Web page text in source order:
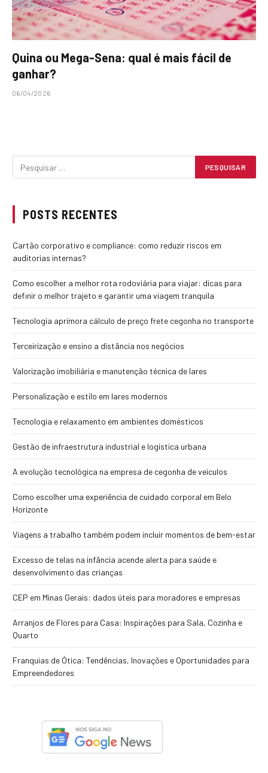
Quina ou Mega-Sena: qual é mais fácil de
ganhar?
06/04/2026
POSTS RECENTES
Cartão corporativo e compliance: como reduzir riscos em
auditorias internas?
Como escolher a melhor rota rodoviária para viajar: dicas para
definir o melhor trajeto e garantir uma viagem tranquila
Tecnologia aprimora cálculo de preço frete cegonha no transporte
Terceirização e ensino a distância nos negócios
Valorização imobiliária e manutenção técnica de lares
Personalização e estilo em lares modernos
Tecnologia e relaxamento em ambientes domésticos
Gestão de infraestrutura industrial e logística urbana
A evolução tecnológica na empresa de cegonha de veículos
Como escolher uma experiência de cuidado corporal em Belo
Horizonte
Viagens a trabalho também podem incluir momentos de bem-estar
Excesso de telas na infância acende alerta para saúde e
desenvolvimento das crianças
CEP em Minas Gerais: dados úteis para moradores e empresas
Arranjos de Flores para Casa: Inspirações para Sala, Cozinha e
Quarto
Franquias de Ótica: Tendências, Inovações e Oportunidades para
Empreendedores